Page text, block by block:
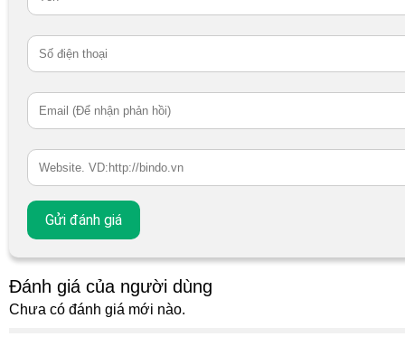
Đánh giá của người dùng
Chưa có đánh giá mới nào.